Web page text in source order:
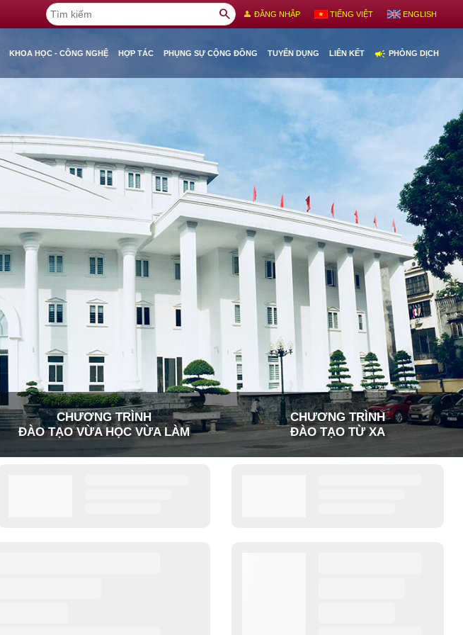
search person ĐĂNG NHẬP TIẾNG VIỆT ENGLISH
KHOA HỌC - CÔNG NGHỆ HỢP TÁC PHỤNG SỰ CỘNG ĐỒNG TUYỂN DỤNG LIÊN KẾT campaign PHÒNG DỊCH
CHƯƠNG TRÌNH
ĐÀO TẠO VỪA HỌC VỪA LÀM
CHƯƠNG TRÌNH
ĐÀO TẠO TỪ XA